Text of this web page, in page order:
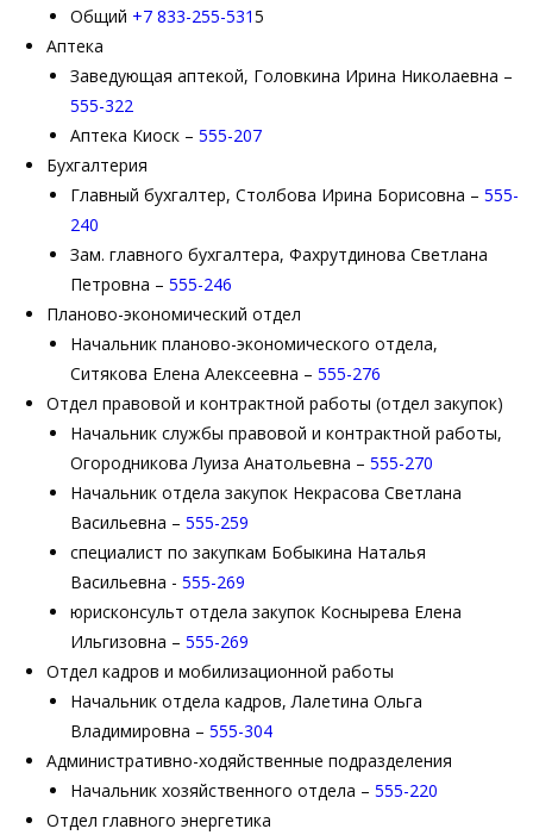
Общий +7 833-255-5315
Аптека
Заведующая аптекой, Головкина Ирина Николаевна –
555-322
Аптека Киоск – 555-207
Бухгалтерия
Главный бухгалтер, Столбова Ирина Борисовна – 555-
240
Зам. главного бухгалтера, Фахрутдинова Светлана
Петровна – 555-246
Планово-экономический отдел
Начальник планово-экономического отдела,
Ситякова Елена Алексеевна – 555-276
Отдел правовой и контрактной работы (отдел закупок)
Начальник службы правовой и контрактной работы,
Огородникова Луиза Анатольевна – 555-270
Начальник отдела закупок Некрасова Светлана
Васильевна – 555-259
специалист по закупкам Бобыкина Наталья
Васильевна - 555-269
юрисконсульт отдела закупок Коснырева Елена
Ильгизовна – 555-269
Отдел кадров и мобилизационной работы
Начальник отдела кадров, Лалетина Ольга
Владимировна – 555-304
Административно-ходяйственные подразделения
Начальник хозяйственного отдела – 555-220
Отдел главного энергетика